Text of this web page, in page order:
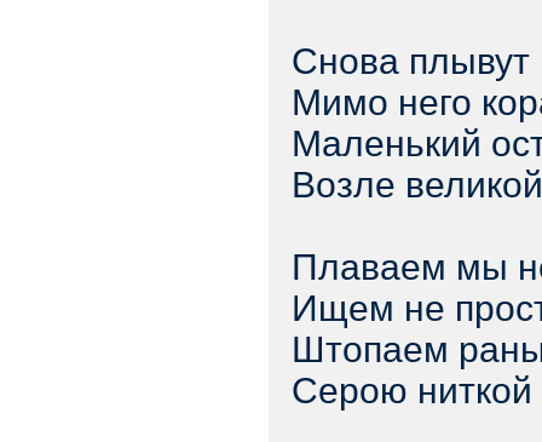
Снова плывут
Мимо него
Маленький
Возле
Плаваем мы
Ищем не
Штопаем
Серою ниткой